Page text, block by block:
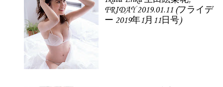
FRIDAY 2019.01.11 (フライデ
ー 2019年1月11日号)